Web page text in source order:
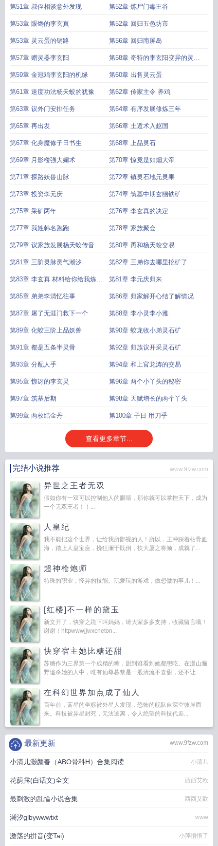
第51章 叔侄相谈意外发现 第52章 炼尸门毒王谷
第53章 眼馋的李玄真 第52章 回归五色坊市
第53章 灵云蛋的销路 第56章 回归南屏岛
第57章 赠灵器李玄阳 第58章 奇特的李玄阳变异的灵云
鸡
第59章 金冠鸡李玄阳的机缘 第60章 出售灵云蛋
第61章 速度功法杨天蛟的犹豫 第62章 传家主令 养鸡
第63章 议外门安排任务 第64章 有序发展修炼三年
第65章 再出发 第66章 土遁术入赵国
第67章 化身魔修子日书生 第68章 上品灵石
第69章 月影楼强大媚术 第70章 惊竟是如烟大帝
第71章 探路妖兽山脉 第72章 镇灵石地元灵果
第73章 投资李元庆 第74章 筑基中期玄幽铁矿
第75章 采矿两年 第76章 李玄真的决定
第77章 我姓韩名跑跑 第78章 家族聚会
第79章 议家族发展杨天蛟传音 第80章 再和杨天蛟交易
第81章 三阶灵脉灵气潮汐 第82章 三弟你去哪里挖矿了
第83章 李玄真 材料给你给我炼两
件法宝
第81章 李元庆归来
第85章 弟弟李清忆往事 第86章 归家解开心结了解情况
第87章 屠了无涯门救下一个 第88章 李小灵李小雅
第89章 化蛟三阶上品妖兽 第90章 蛟龙收小弟灵石矿
第91章 都是五条半灵骨 第92章 归族议开采灵石矿
第93章 分配人手 第94章 和上官龙涛的交易
第95章 惊讶的李玄灵 第96章 两个小丫头的秘密
第97章 筑基后期 第98章 天赋增长的两个丫头
第99章 两枚结金丹 第100章 子日 用刀乎
查看更多章节...
完结小说推荐 www.9fzw.com
异世之王者无双
假如你有一双可以控制他人的眼睛，那你就可以掌控天下，成为
一个无双王者！！...
人皇纪
我不能把这个世界，让给我所鄙视的人！所以，王冲踩着枯骨血
海，踏上人皇宝座，挽狂澜于既倒，扶大厦之将倾，成就了...
超神枪炮师
特殊的职业，怪异的技能。玩爱玩的游戏，做想做的事儿！...
[红楼]不一样的黛玉
新文开了，快穿之跪下叫妈妈，请大家多多支持，收藏留言哦！
谢谢！httpwwwjjwxcneton...
快穿宿主她比糖还甜
苏糖作为三界第一个成精的糖，甜到谁看到她都想吃。在漫山遍
野追杀她的人中，唯有仙尊暮黎是一股清流不喜甜，还不让...
在科幻世界加点成了仙人
百年前，蓝星的坐标被外星人发现，恐怖的舰队自深空彼岸而
来。科技被异星封死，无法逃离，令人绝望的科技代差...
www.9fzw.com
最新更新
小清儿灏颜春（ABO骨科H）合集阅读 小清儿
花荫露(白话文)全文 西西艾欧
最刺激的乱惀小说合集 西西艾欧
潮汐glbywwwtxt www
激荡的拼音(变Tai) 小萍悟悟了